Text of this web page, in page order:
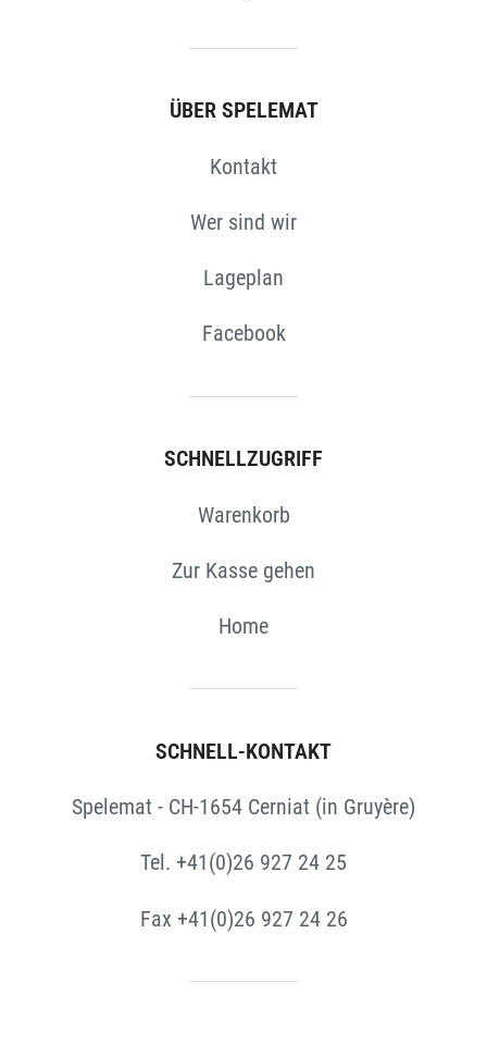
ÜBER SPELEMAT
Kontakt
Wer sind wir
Lageplan
Facebook
SCHNELLZUGRIFF
Warenkorb
Zur Kasse gehen
Home
SCHNELL-KONTAKT
Spelemat - CH-1654 Cerniat (in Gruyère)
Tel. +41(0)26 927 24 25
Fax +41(0)26 927 24 26